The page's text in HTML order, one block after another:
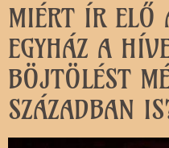
MIÉRT ÍR ELŐ
EGYHÁZ A
BÖJTÖLÉST
SZÁZADBAN